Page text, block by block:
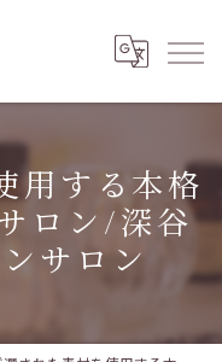
用する本格
ロン/深谷
サロン